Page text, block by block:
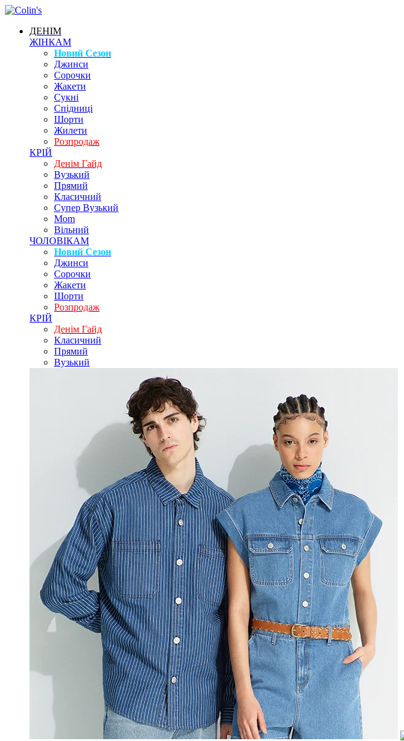
ДЕНІМ
ЖІНКАМ
Новий Сезон
Джинси
Сорочки
Жакети
Сукні
Спідниці
Шорти
Жилети
Розпродаж
КРІЙ
Денім Гайд
Вузький
Прямий
Класичний
Супер Вузький
Mom
Вільний
ЧОЛОВІКАМ
Новий Сезон
Джинси
Сорочки
Жакети
Шорти
Розпродаж
КРІЙ
Денім Гайд
Класичний
Прямий
Вузький